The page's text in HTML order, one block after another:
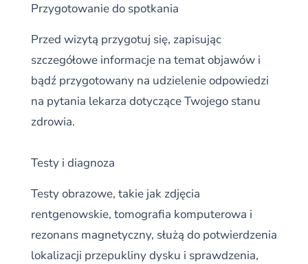
Przygotowanie do spotkania
Przed wizytą przygotuj się, zapisując
szczegółowe informacje na temat objawów i
bądź przygotowany na udzielenie odpowiedzi
na pytania lekarza dotyczące Twojego stanu
zdrowia.
Testy i diagnoza
Testy obrazowe, takie jak zdjęcia
rentgenowskie, tomografia komputerowa i
rezonans magnetyczny, służą do potwierdzenia
lokalizacji przepukliny dysku i sprawdzenia,